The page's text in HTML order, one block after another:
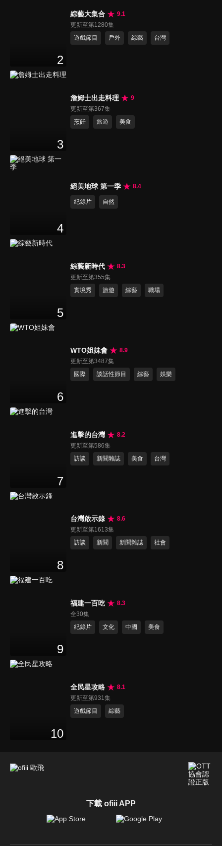
2
綜藝大集合
9.1
更新至第1280集
遊戲節目
戶外 綜藝 台灣
3
詹姆士出走料理
9
更新至第367集
烹飪
旅遊 美食
4
絕美地球 第一季 8.4
紀錄片 自然
5
綜藝新時代
8.3
更新至第355集
實境秀
旅遊 綜藝 職場
6
WTO姐妹會
8.9
更新至第3487集
國際
談話性節目 綜藝 娛樂
7
進擊的台灣
8.2
更新至第586集
訪談
新聞雜誌 美食 台灣
8
台灣啟示錄
8.6
更新至第1613集
訪談
新聞 新聞雜誌 社會
9
福建一百吃
8.3
全30集
紀錄片
文化 中國 美食
10
全民星攻略
8.1
更新至第931集
遊戲節目
綜藝
下載 ofiii APP